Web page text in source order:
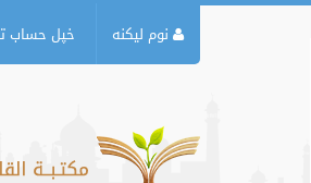
نوم لیکنه خپل حساب